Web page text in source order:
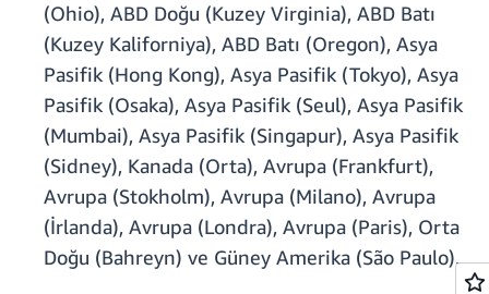
(Ohio), ABD Doğu (Kuzey Virginia), ABD Batı
(Kuzey Kaliforniya), ABD Batı (Oregon), Asya
Pasifik (Hong Kong), Asya Pasifik (Tokyo), Asya
Pasifik (Osaka), Asya Pasifik (Seul), Asya Pasifik
(Mumbai), Asya Pasifik (Singapur), Asya Pasifik
(Sidney), Kanada (Orta), Avrupa (Frankfurt),
Avrupa (Stokholm), Avrupa (Milano), Avrupa
(İrlanda), Avrupa (Londra), Avrupa (Paris), Orta
Doğu (Bahreyn) ve Güney Amerika (São Paulo).